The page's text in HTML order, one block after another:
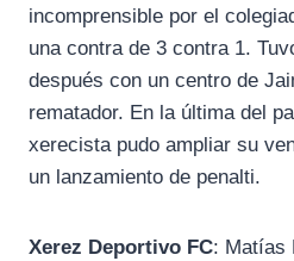
incomprensible por el
una contra de 3 contra 1.
después con un centro de
rematador. En la última del
xerecista pudo ampliar su
un lanzamiento de penalti.
Xerez Deportivo FC: Matías